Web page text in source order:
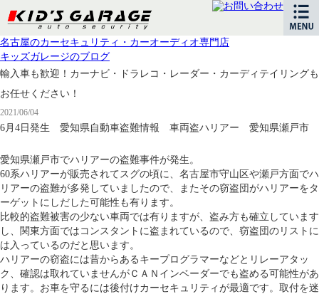
名古屋のカーセキュリティ・カーオーディオ専門店
キッズガレージのブログ
輸入車も歓迎！カーナビ・ドラレコ・レーダー・カーディテイリングも
お任せください！
2021/06/04
6月4日発生 愛知県自動車盗難情報 車両盗ハリアー 愛知県瀬戸市
愛知県瀬戸市でハリアーの盗難事件が発生。
60系ハリアーが販売されてスグの頃に、名古屋市守山区や瀬戸方面でハ
リアーの盗難が多発していましたので、またその窃盗団がハリアーをタ
ーゲットにしだした可能性も有ります。
比較的盗難被害の少ない車両では有りますが、盗み方も確立しています
し、関東方面ではコンスタントに盗まれているので、窃盗団のリストに
は入っているのだと思います。
ハリアーの窃盗には昔からあるキープログラマーなどとリレーアタッ
ク、確認は取れていませんがＣＡＮインベーダーでも盗める可能性があ
ります。お車を守るには後付けカーセキュリティが最適です。取付を迷